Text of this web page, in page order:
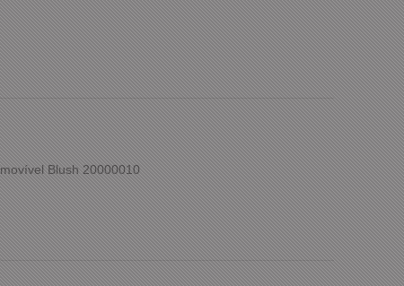
Blush 20000010